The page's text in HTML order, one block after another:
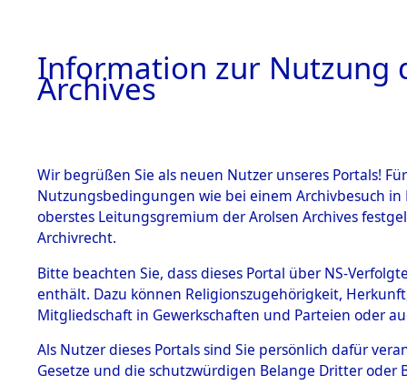
BESTÄNDE
1.
mente
5. Verschiedenes
Baden-
Information zur Nutzung
Archives
Wir begrüßen Sie als neuen Nutzer unseres Portals!
Nutzungsbedingungen wie bei einem Archivbesuch
oberstes Leitungsgremium der Arolsen Archives
Archivrecht.
Bitte beachten Sie, dass dieses Portal über NS-
enthält. Dazu können Religionszugehörigkeit,
Mitgliedschaft in Gewerkschaften und Parteien oder
Als Nutzer dieses Portals sind Sie persönlich dafür
Gesetze und die schutzwürdigen Belange Dritter